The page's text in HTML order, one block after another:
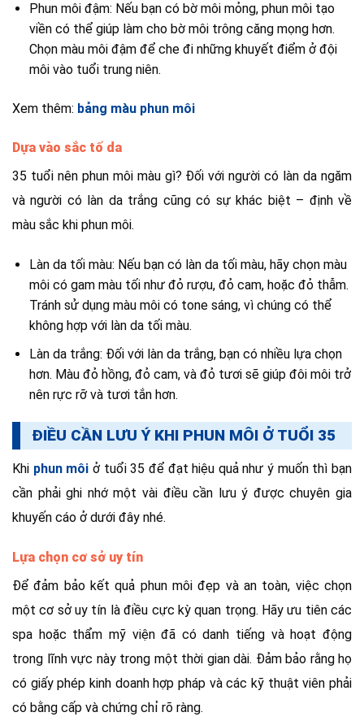
Phun môi đậm: Nếu bạn có bờ môi mỏng, phun môi tạo
viền có thể giúp làm cho bờ môi trông căng mọng hơn.
Chọn màu môi đậm để che đi những khuyết điểm ở đội
môi vào tuổi trung niên.
Xem thêm: bảng màu phun môi
Dựa vào sắc tố da
35 tuổi nên phun môi màu gì? Đối với người có làn da ngăm
và người có làn da trắng cũng có sự khác biệt – định về
màu sắc khi phun môi.
Làn da tối màu: Nếu bạn có làn da tối màu, hãy chọn màu
môi có gam màu tối như đỏ rượu, đỏ cam, hoặc đỏ thẫm.
Tránh sử dụng màu môi có tone sáng, vì chúng có thể
không hợp với làn da tối màu.
Làn da trắng: Đối với làn da trắng, bạn có nhiều lựa chọn
hơn. Màu đỏ hồng, đỏ cam, và đỏ tươi sẽ giúp đôi môi trở
nên rực rỡ và tươi tắn hơn.
ĐIỀU CẦN LƯU Ý KHI PHUN MÔI Ở TUỔI 35
Khi phun môi ở tuổi 35 để đạt hiệu quả như ý muốn thì bạn
cần phải ghi nhớ một vài điều cần lưu ý được chuyên gia
khuyến cáo ở dưới đây nhé.
Lựa chọn cơ sở uy tín
Để đảm bảo kết quả phun môi đẹp và an toàn, việc chọn
một cơ sở uy tín là điều cực kỳ quan trọng. Hãy ưu tiên các
spa hoặc thẩm mỹ viện đã có danh tiếng và hoạt động
trong lĩnh vực này trong một thời gian dài. Đảm bảo rằng họ
có giấy phép kinh doanh hợp pháp và các kỹ thuật viên phải
có bằng cấp và chứng chỉ rõ ràng.